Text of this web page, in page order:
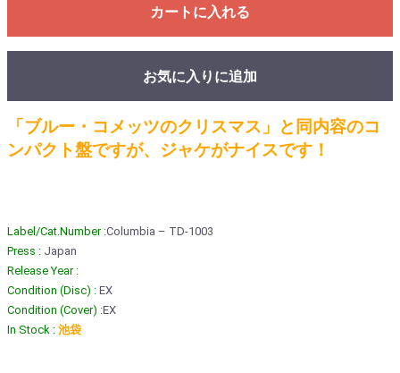
カートに入れる
お気に入りに追加
「ブルー・コメッツのクリスマス」と同内容のコ
ンパクト盤ですが、ジャケがナイスです！
Label/Cat.Number :Columbia – TD-1003
Press : Japan
Release Year :
Condition (Disc) : EX
Condition (Cover) :EX
In Stock : 池袋